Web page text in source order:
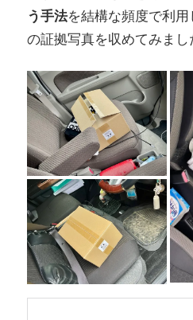
う手法を結構な頻度で利
の証拠写真を収めてみまし